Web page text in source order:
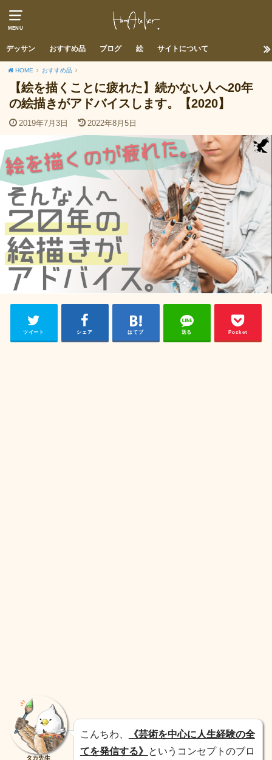
MENU
デッサン おすすめ品 ブログ 絵 サイトについて
HOME おすすめ品
【絵を描くことに疲れた】続かない人へ20年
の絵描きがアドバイスします。【2020】
2019年7月3日 2022年8月5日
ツイート シェア はてブ 送る Pocket
タカ先生
こんちわ、
《芸術を中心に人生経験の全
てを発信する》 というコンセプトのブロ